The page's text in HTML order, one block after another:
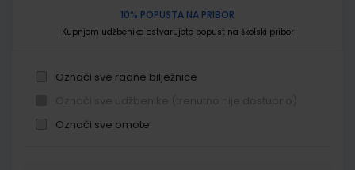
10% POPUSTA NA PRIBOR
Kupnjom udžbenika ostvarujete popust na školski pribor
Označi sve radne bilježnice
Označi sve omote